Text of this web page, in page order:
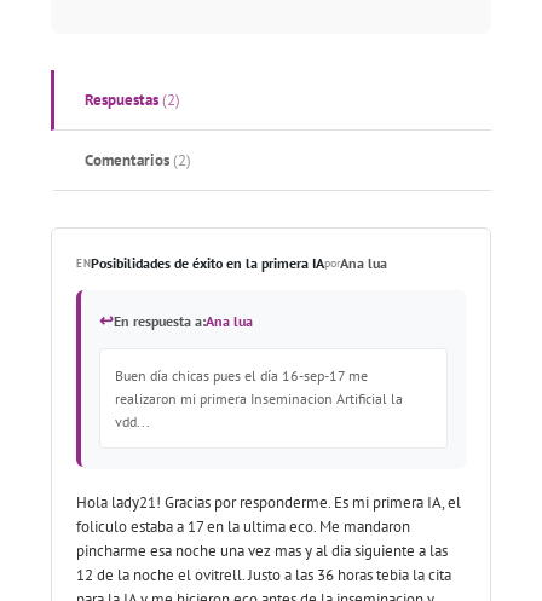
Respuestas(2)
Comentarios (2)
ENPosibilidades de éxito en la primera IAporAna lua
↩En respuesta a:Ana lua
Buen día chicas pues el día 16-sep-17 me
realizaron mi primera Inseminacion Artificial la
vdd...
Hola lady21! Gracias por responderme. Es mi primera IA, el
foliculo estaba a 17 en la ultima eco. Me mandaron
pincharme esa noche una vez mas y al dia siguiente a las
12 de la noche el ovitrell. Justo a las 36 horas tebia la cita